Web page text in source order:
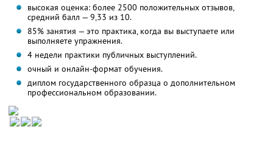
высокая оценка: более 2500 положительных отзывов,
средний балл — 9,33 из 10.
85% занятия — это практика, когда вы выступаете или
выполняете упражнения.
4 недели практики публичных выступлений.
очный и онлайн-формат обучения.
диплом государственного образца о дополнительном
профессиональном образовании.